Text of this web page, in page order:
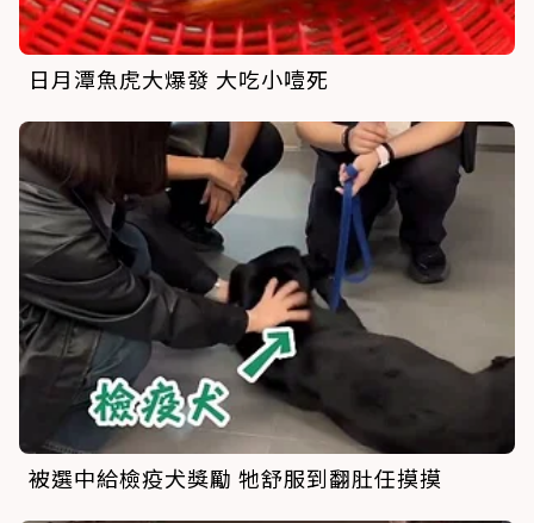
日月潭魚虎大爆發 大吃小噎死
被選中給檢疫犬獎勵 牠舒服到翻肚任摸摸